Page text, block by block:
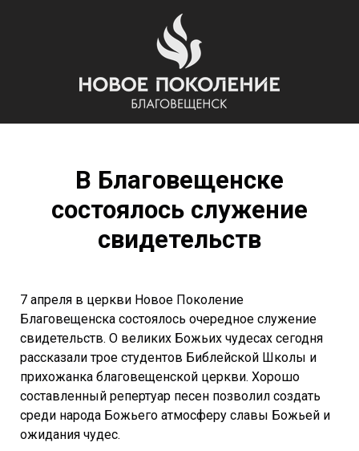
В Благовещенске
состоялось служение
свидетельств
7 апреля в церкви Новое Поколение
Благовещенска состоялось очередное служение
свидетельств. О великих Божьих чудесах сегодня
рассказали трое студентов Библейской Школы и
прихожанка благовещенской церкви. Хорошо
составленный репертуар песен позволил создать
среди народа Божьего атмосферу славы Божьей и
ожидания чудес.